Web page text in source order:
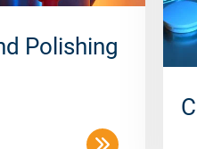
Polishing